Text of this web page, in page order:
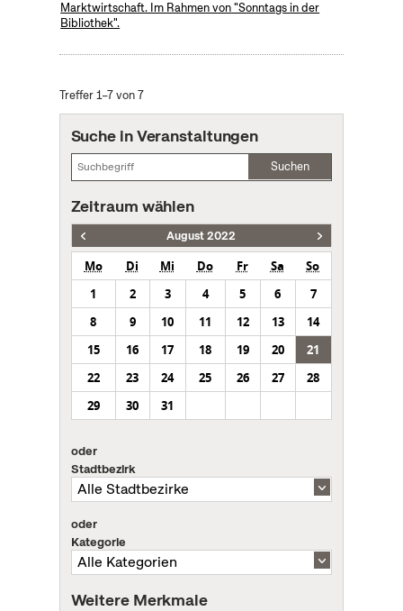
Marktwirtschaft. Im Rahmen von "Sonntags in der
Bibliothek".
Treffer 1–7 von 7
Suche in Veranstaltungen
Suchen
Zeitraum wählen
August 2022
Mo Di Mi Do Fr Sa
So
1
2 3 4 5 6
7
8
9 10 11 12 13
14
15
16 17 18 19 20
21
22
23 24 25 26 27
28
29
30 31
oder
Stadtbezirk
oder
Kategorie
Weitere Merkmale